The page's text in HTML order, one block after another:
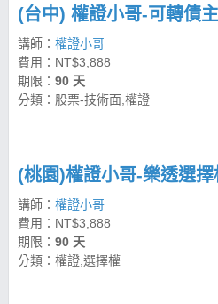
(台中) 權證小哥-可轉債
講師： 權證小哥
費用：NT$3,888
期限： 90 天
分類：股票-技術面,權證
(桃園)權證小哥-樂透選擇
講師： 權證小哥
費用：NT$3,888
期限： 90 天
分類：權證,選擇權